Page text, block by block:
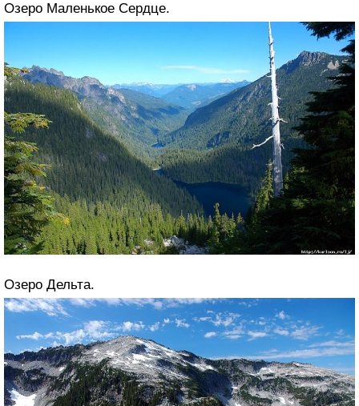
Озеро Маленькое Сердце.
Озеро Дельта.